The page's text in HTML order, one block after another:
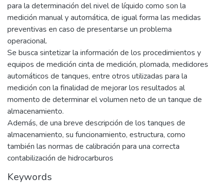
para la determinación del nivel de líquido como son la
medición manual y automática, de igual forma las medidas
preventivas en caso de presentarse un problema
operacional.
Se busca sintetizar la información de los procedimientos y
equipos de medición cinta de medición, plomada, medidores
automáticos de tanques, entre otros utilizadas para la
medición con la finalidad de mejorar los resultados al
momento de determinar el volumen neto de un tanque de
almacenamiento.
Además, de una breve descripción de los tanques de
almacenamiento, su funcionamiento, estructura, como
también las normas de calibración para una correcta
contabilización de hidrocarburos
Keywords